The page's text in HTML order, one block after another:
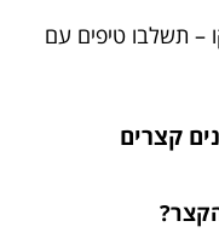
– תשלבו טיפים עם
קצרים